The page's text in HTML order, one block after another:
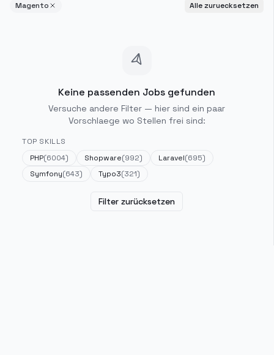
Magento Alle zuruecksetzen
Keine passenden Jobs gefunden
Versuche andere Filter — hier sind ein paar
Vorschlaege wo Stellen frei sind:
TOP SKILLS
PHP(6004) Shopware(992) Laravel(695)
Symfony(643) Typo3(321)
Filter zurücksetzen